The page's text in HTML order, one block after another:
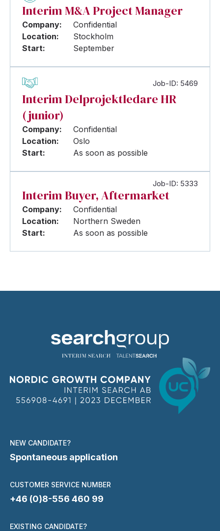
Interim M&A Project Manager
Company:
Confidential
Location:
Stockholm
Start:
September
Job-ID: 5469
Interim Delprojektledare HR
(junior)
Company:
Confidential
Location:
Oslo
Start:
As soon as possible
Job-ID: 5333
Interim Buyer, Aftermarket
Company:
Confidential
Location:
Northern Sweden
Start:
As soon as possible
NEW CANDIDATE?
Spontaneous application
CUSTOMER SERVICE NUMBER
+46 (0)8-556 460 99
EXISTING CANDIDATE?